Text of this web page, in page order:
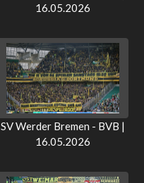
16.05.2026
SV Werder Bremen - BVB |
16.05.2026